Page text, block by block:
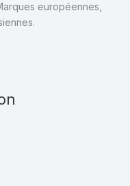
européennes,